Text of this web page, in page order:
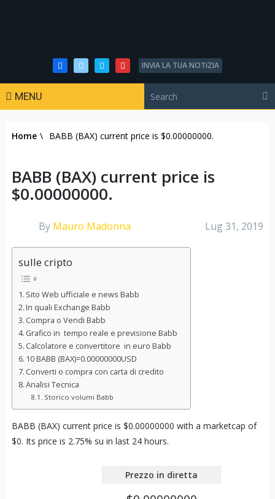
INVIA LA TUA NOTIZIA
MENU
Home \ BABB (BAX) current price is $0.00000000.
BABB (BAX) current price is
$0.00000000.
By Mauro Madonna Lug 31, 2019
sulle cripto
Sito Web ufficiale e news Babb
In quali Exchange Babb
Compra o Vendi Babb
Grafico in tempo reale e previsione Babb
Calcolatore e convertitore in euro Babb
10 BABB (BAX)=0.00000000USD
Converti o compra con carta di credito
Analisi Tecnica
Storico volumi Babb
BABB (BAX) current price is $0.00000000 with a marketcap of
$0. Its price is 2.75% su in last 24 hours.
Prezzo in diretta